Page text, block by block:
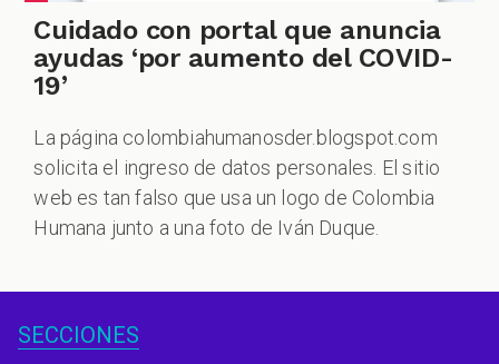
Cuidado con portal que anuncia
ayudas ‘por aumento del COVID-
19’
La página colombiahumanosder.blogspot.com
solicita el ingreso de datos personales. El sitio
web es tan falso que usa un logo de Colombia
Humana junto a una foto de Iván Duque.
SECCIONES